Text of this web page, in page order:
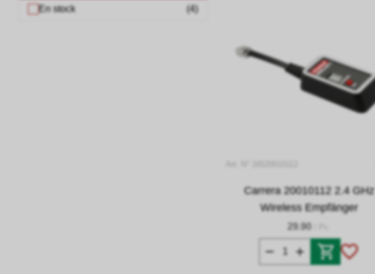
En stock (4 )
Carrera 20010112 2.4 GHz
Wireless Empfänger
29.90